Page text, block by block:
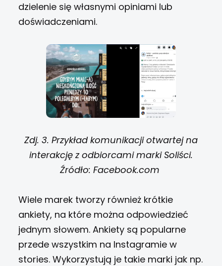
dzielenie się własnymi opiniami lub
doświadczeniami.
Zdj. 3. Przykład komunikacji otwartej na
interakcję z odbiorcami marki Soliści.
Źródło: Facebook.com
Wiele marek tworzy również krótkie
ankiety, na które można odpowiedzieć
jednym słowem. Ankiety są popularne
przede wszystkim na Instagramie w
stories. Wykorzystują je takie marki jak np.